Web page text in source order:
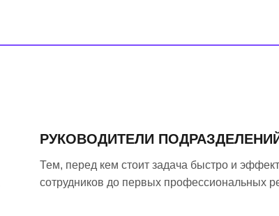
РУКОВОДИТЕЛИ
Тем, перед кем стоит задача быстро и
сотрудников до первых профессиональных